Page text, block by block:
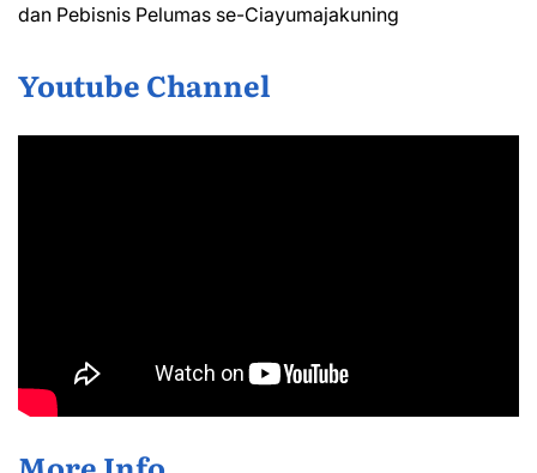
dan Pebisnis Pelumas se-Ciayumajakuning
Youtube Channel